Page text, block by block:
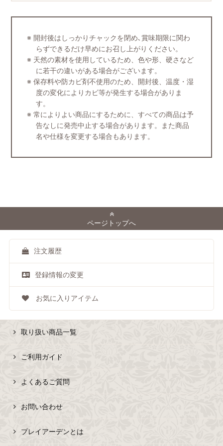
開封後はしっかりチャックを閉め､賞味期限に関わ
らずできるだけ早めにお召し上がりください。
天然の素材を使用しているため、色や形、硬さなど
に若干の違いがある場合がございます。
保存料や防カビ剤不使用のため、開封後、温度・湿
度の変化によりカビ等が発生する場合がありま
す。
常によりよい商品にするために、すべての商品は予
告なしに発売中止する場合があります。また商品
名や仕様を変更する場合もあります。
ページトップへ
注文履歴
登録情報の変更
お気に入りアイテム
取り扱い商品一覧
ご利用ガイド
よくあるご質問
お問い合わせ
プレイアーデンとは